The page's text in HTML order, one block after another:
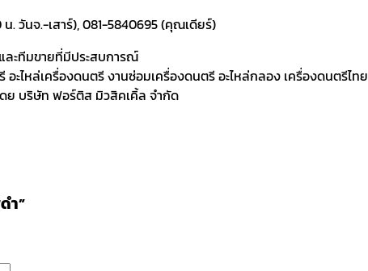
วันจ.-เสาร์), 081-5840695 (คุณเดียร์)
ละทีมขายที่มีประสบการณ์
ไหล่เครื่องดนตรี งานซ่อมเครื่องดนตรี อะไหล่กลอง เครื่องดนตรีไทย
ย บริษัท ฟอร์ติส มิวสิคเคิ้ล จำกัด
ำ”